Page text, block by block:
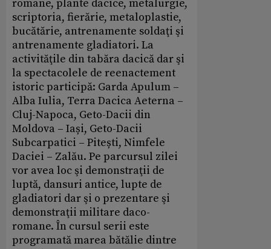
romane, plante dacice, metalurgie,
scriptoria, fierărie, metaloplastie,
bucătărie, antrenamente soldaţi şi
antrenamente gladiatori. La
activităţile din tabăra dacică dar şi
la spectacolele de reenactement
istoric participă: Garda Apulum –
Alba Iulia, Terra Dacica Aeterna –
Cluj-Napoca, Geto-Dacii din
Moldova – Iași, Geto-Dacii
Subcarpatici – Pitești, Nimfele
Daciei – Zalău. Pe parcursul zilei
vor avea loc şi demonstraţii de
luptă, dansuri antice, lupte de
gladiatori dar şi o prezentare şi
demonstraţii militare daco-
romane. În cursul serii este
programată marea bătălie dintre